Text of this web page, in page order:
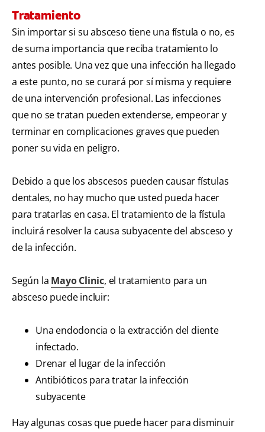
Tratamiento
Sin importar si su absceso tiene una fístula o no, es
de suma importancia que reciba tratamiento lo
antes posible. Una vez que una infección ha llegado
a este punto, no se curará por sí misma y requiere
de una intervención profesional. Las infecciones
que no se tratan pueden extenderse, empeorar y
terminar en complicaciones graves que pueden
poner su vida en peligro.
Debido a que los abscesos pueden causar fístulas
dentales, no hay mucho que usted pueda hacer
para tratarlas en casa. El tratamiento de la fístula
incluirá resolver la causa subyacente del absceso y
de la infección.
Según la Mayo Clinic, el tratamiento para un
absceso puede incluir:
Una endodoncia o la extracción del diente
infectado.
Drenar el lugar de la infección
Antibióticos para tratar la infección
subyacente
Hay algunas cosas que puede hacer para disminuir